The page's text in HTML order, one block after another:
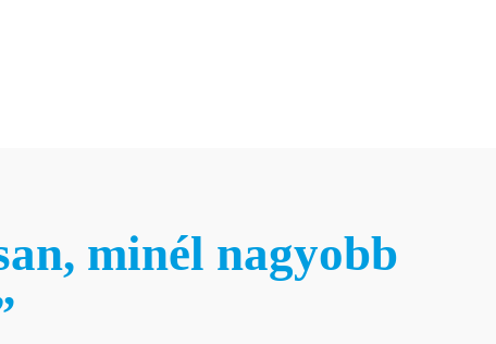
minél nagyobb